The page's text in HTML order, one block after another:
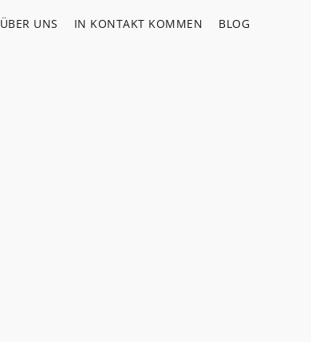
ÜBER UNS IN KONTAKT KOMMEN BLOG